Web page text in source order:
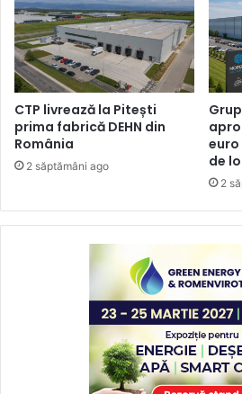
CTP livrează la Pitești
prima fabrică DEHN din
România
2 săptămâni ago
de
2